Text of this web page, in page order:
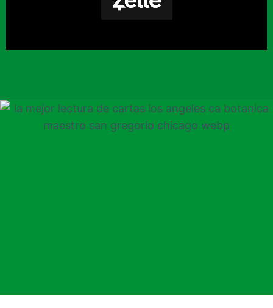
críticas de clientes en nuestra área de
energético?